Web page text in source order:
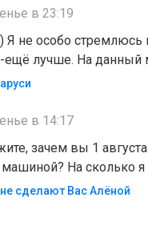
в 23:19
Я не особо стремлюсь
ещё лучше. На данный
в 14:17
зачем вы 1
машиной? На сколько
сделают Вас Алëной